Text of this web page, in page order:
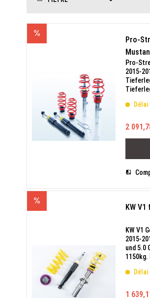
Pro-
Pro-
2015-
2
KW
KW V1
2015-
und 5.0
50mm /
1